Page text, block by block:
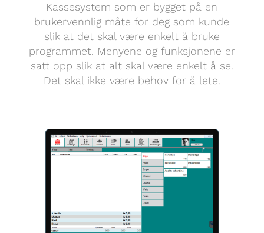
Kassesystem som er bygget på en
brukervennlig måte for deg som kunde
slik at det skal være enkelt å bruke
programmet. Menyene og funksjonene er
satt opp slik at alt skal være enkelt å se.
Det skal ikke være behov for å lete.